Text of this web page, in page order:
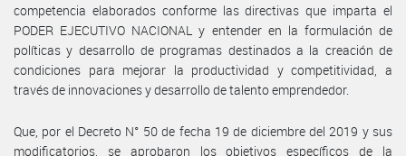
competencia elaborados conforme las directivas que imparta el
PODER EJECUTIVO NACIONAL y entender en la formulación de
políticas y desarrollo de programas destinados a la creación de
condiciones para mejorar la productividad y competitividad, a
través de innovaciones y desarrollo de talento emprendedor.
Que, por el Decreto N° 50 de fecha 19 de diciembre del 2019 y sus
modificatorios, se aprobaron los objetivos específicos de la